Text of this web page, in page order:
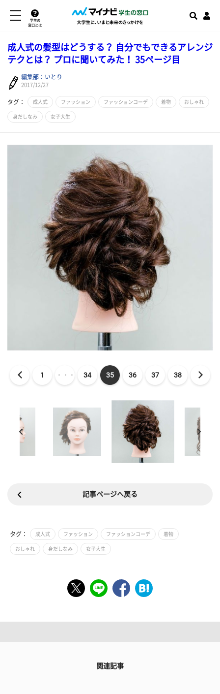
学生の
窓口とは
成人式の髪型はどうする？ 自分でもできるアレンジ
テクとは？ プロに聞いてみた！ 35ページ目
編集部：いとり
2017/12/27
タグ： 成人式 ファッション ファッションコーデ 着物 おしゃれ
身だしなみ 女子大生
1 ・・・ 34 35 36 37 38
記事ページへ戻る
タグ： 成人式 ファッション ファッションコーデ 着物
おしゃれ 身だしなみ 女子大生
関連記事